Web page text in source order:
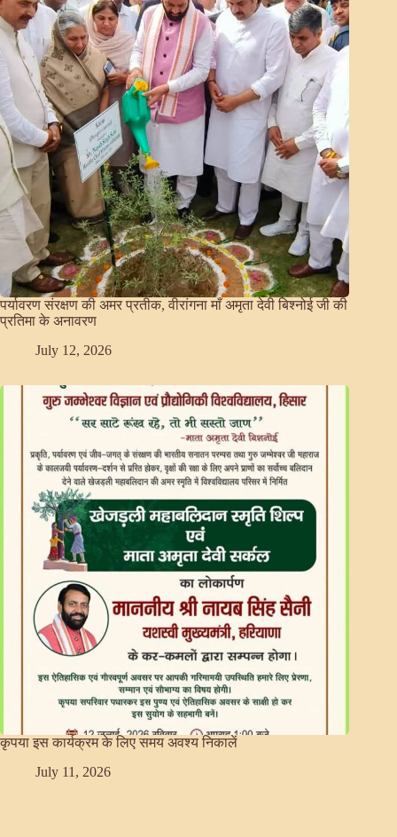
पर्यावरण संरक्षण की अमर प्रतीक, वीरांगना माँ अमृता देवी बिश्नोई जी की
प्रतिमा के अनावरण
July 12, 2026
कृपया इस कार्यक्रम के लिए समय अवश्य निकालें
July 11, 2026